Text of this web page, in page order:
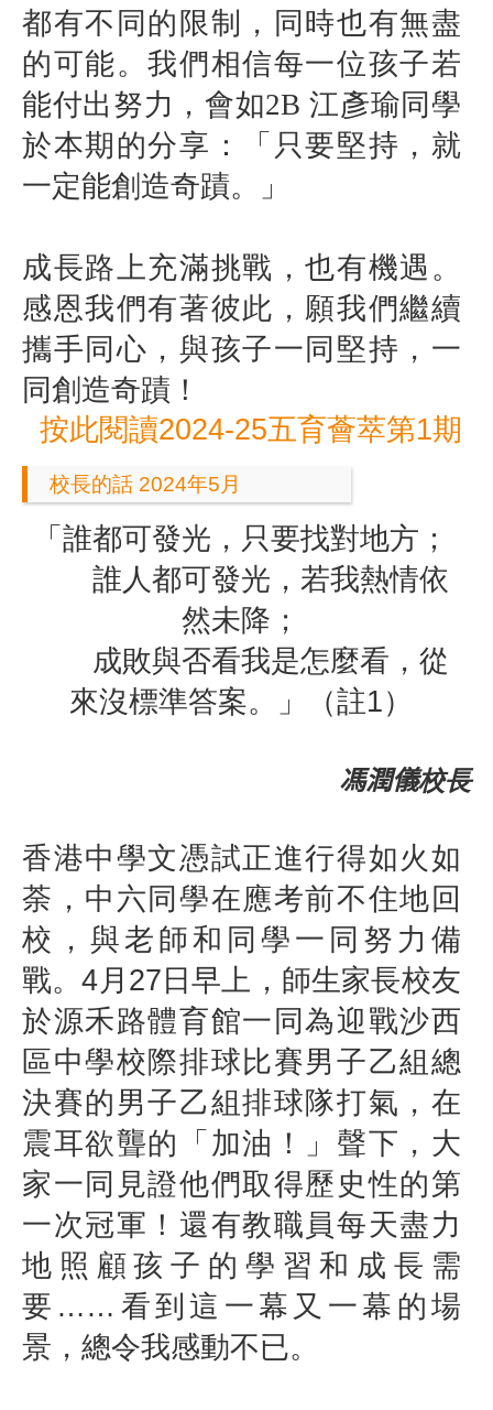
都有不同的限制，同時也有無盡
的可能。我們相信每一位孩子若
能付出努力，會如2B江彥瑜同學
於本期的分享：「只要堅持，就
一定能創造奇蹟。」
成長路上充滿挑戰，也有機遇。
感恩我們有著彼此，願我們繼續
攜手同心，與孩子一同堅持，一
同創造奇蹟！
按此閱讀2024-25五育薈萃第1期
校長的話 2024年5月
「誰都可發光，只要找對地方；
誰人都可發光，若我熱情依
然未降；
成敗與否看我是怎麼看，從
來沒標準答案。」（註1）
馮潤儀校長
香港中學文憑試正進行得如火如
荼，中六同學在應考前不住地回
校，與老師和同學一同努力備
戰。4 月 27 日早上，師生家長校友
於源禾路體育館一同為迎戰沙西
區中學校際排球比賽男子乙組總
決賽的男子乙組排球隊打氣，在
震耳欲聾的「加油！」聲下，大
家一同見證他們取得歷史性的第
一次冠軍！還有教職員每天盡力
地照顧孩子的學習和成長需
要 …… 看到這一幕又一幕的場
景，總令我感動不已。